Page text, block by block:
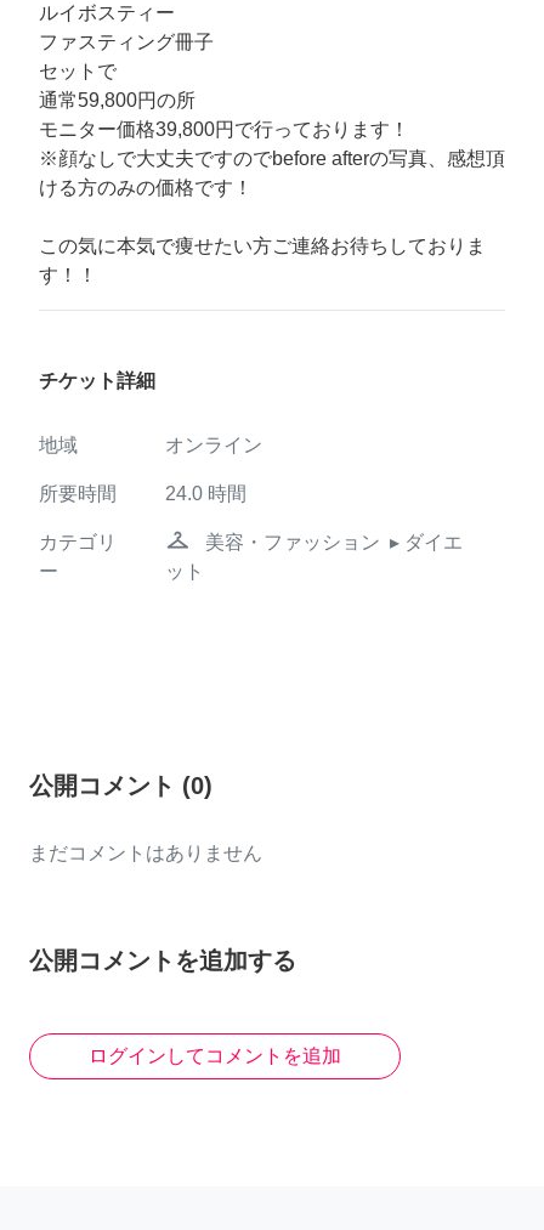
ルイボスティー
ファスティング冊子
セットで
通常59,800円の所
モニター価格39,800円で行っております！
※顔なしで大丈夫ですのでbefore afterの写真、感想頂
ける方のみの価格です！
この気に本気で痩せたい方ご連絡お待ちしておりま
す！！
チケット詳細
地域 オンライン
所要時間 24.0 時間
カテゴリ
ー
checkroom 美容・ファッション ▸ ダイエ
ット
公開コメント (0)
まだコメントはありません
公開コメントを追加する
ログインしてコメントを追加